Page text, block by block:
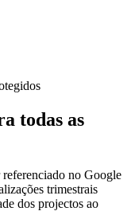
todas as
no Google
trimestrais
dos projectos ao